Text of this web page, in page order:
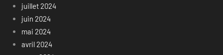
juillet 2024
juin 2024
mai 2024
avril 2024